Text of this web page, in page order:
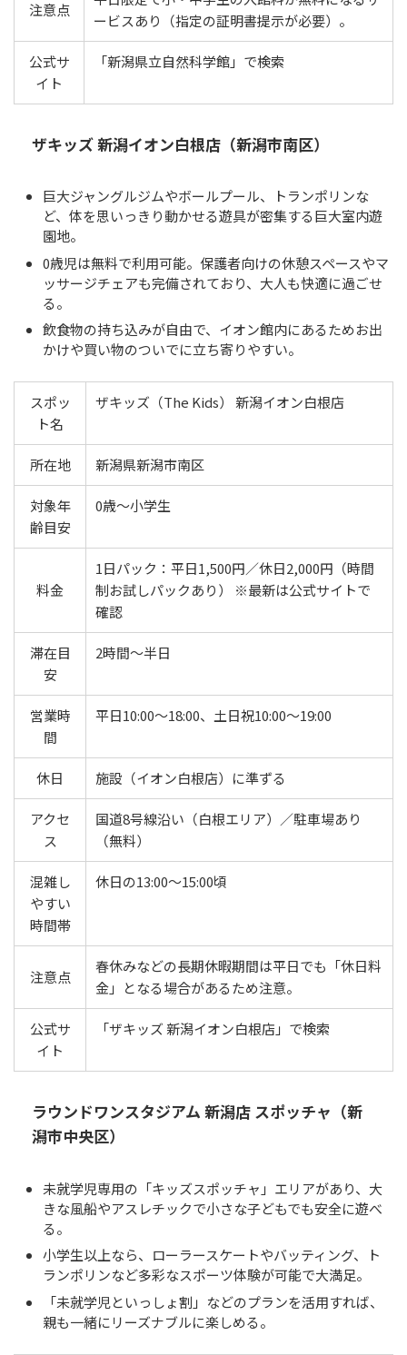
注意点
ービスあり（指定の証明書提示が必要）。
公式サ
イト
「新潟県立自然科学館」で検索
ザキッズ 新潟イオン白根店（新潟市南区）
巨大ジャングルジムやボールプール、トランポリンな
ど、体を思いっきり動かせる遊具が密集する巨大室内遊
園地。
0歳児は無料で利用可能。保護者向けの休憩スペースやマ
ッサージチェアも完備されており、大人も快適に過ごせ
る。
飲食物の持ち込みが自由で、イオン館内にあるためお出
かけや買い物のついでに立ち寄りやすい。
スポッ
ト名
ザキッズ（The Kids） 新潟イオン白根店
所在地 新潟県新潟市南区
対象年
齢目安
0歳〜小学生
料金
1日パック：平日1,500円／休日2,000円（時間
制お試しパックあり） ※最新は公式サイトで
確認
滞在目
安
2時間〜半日
営業時
間
平日10:00〜18:00、土日祝10:00〜19:00
休日 施設（イオン白根店）に準ずる
アクセ
ス
国道8号線沿い（白根エリア）／駐車場あり
（無料）
混雑し
やすい
時間帯
休日の13:00〜15:00頃
注意点
春休みなどの長期休暇期間は平日でも「休日料
金」となる場合があるため注意。
公式サ
イト
「ザキッズ 新潟イオン白根店」で検索
ラウンドワンスタジアム 新潟店 スポッチャ（新
潟市中央区）
未就学児専用の「キッズスポッチャ」エリアがあり、大
きな風船やアスレチックで小さな子どもでも安全に遊べ
る。
小学生以上なら、ローラースケートやバッティング、ト
ランポリンなど多彩なスポーツ体験が可能で大満足。
「未就学児といっしょ割」などのプランを活用すれば、
親も一緒にリーズナブルに楽しめる。